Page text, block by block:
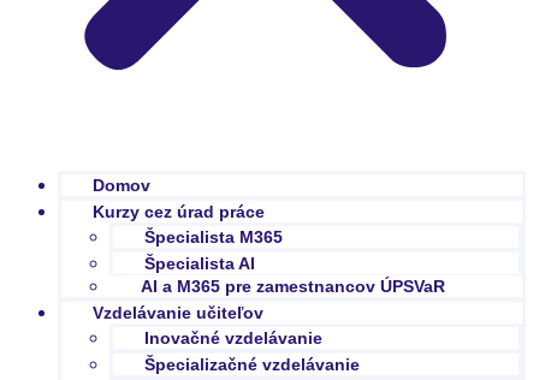
Domov
Kurzy cez úrad práce
Špecialista M365
Špecialista AI
AI a M365 pre zamestnancov ÚPSVaR
Vzdelávanie učiteľov
Inovačné vzdelávanie
Špecializačné vzdelávanie